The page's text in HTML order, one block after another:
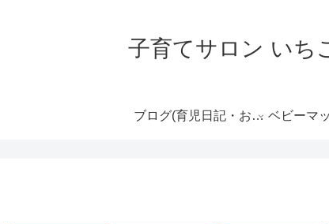
子育てサロン いち
ブログ(育児日記・おす ベビーマ